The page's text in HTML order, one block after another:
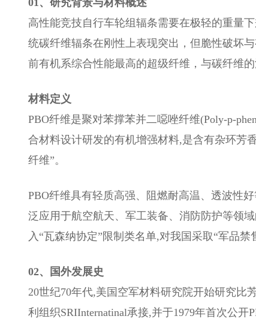
高性能竞技自行车轮组辐条需要在极轻的重量
统碳纤维辐条在刚性上表现突出，但脆性破坏
前有机系综合性能最高的超级纤维，与碳纤维
材料定义
PBO纤维是聚对苯撑苯并二噁唑纤维(Poly-p-
合材料设计研发的有机增强材料,是含有杂环芳
纤维”。
PBO纤维具有轻质高强、阻燃耐高温、透波性
泛应用于航空航天、军工装备、消防防护等领
入“瓦森纳协定”限制类名单,对我国采取“军品禁
02、国外发展史
20世纪70年代,美国空军材料研究院开始研究比
利组织SRIInternatinal承接,并于1979年首次公